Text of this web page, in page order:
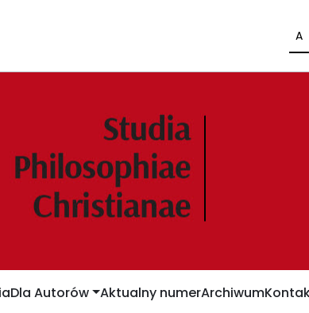
A
Dla Autorów Aktualny numerArchiwum